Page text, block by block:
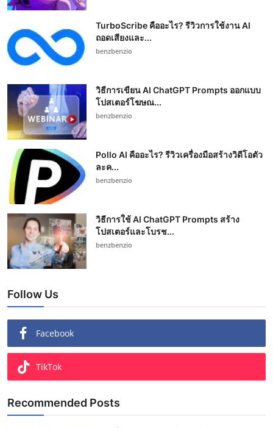
TurboScribe คืออะไร? รีวิวการใช้งาน AI
ถอดเสียงและ...
benzbenzio
วิธีการเขียน AI ChatGPT Prompts ออกแบบ
โปสเตอร์โฆษณ...
benzbenzio
Pollo AI คืออะไร? รีวิวเครื่องมือสร้างวิดีโอตัว
ละค...
benzbenzio
วิธีการใช้ AI ChatGPT Prompts สร้าง
โปสเตอร์และโบรช...
benzbenzio
Follow Us
Facebook
TikTok
Recommended Posts